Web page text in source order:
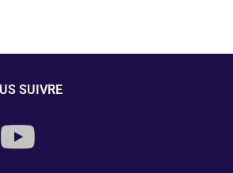
SUIVRE